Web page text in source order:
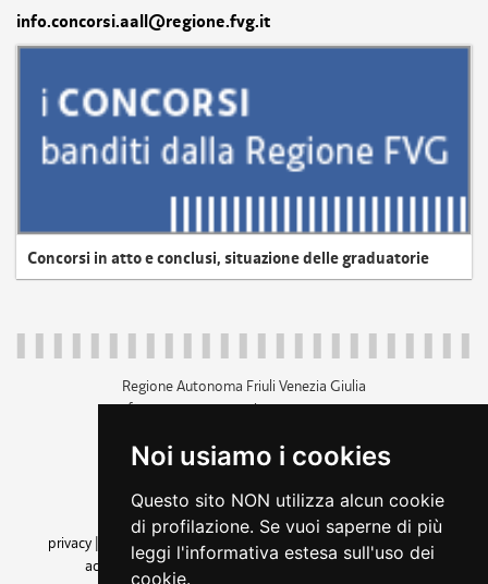
Noi usiamo i cookies
Questo sito NON utilizza alcun cookie
di profilazione. Se vuoi saperne di più
leggi l'informativa estesa sull'uso dei
cookie.
info.concorsi.aall@regione.fvg.it
Concorsi in atto e conclusi, situazione delle graduatorie
Regione Autonoma Friuli Venezia Giulia
c.f. 80014930327; p.iva 00526040324
+39 040 3771111
amministrazione trasparente
privacy
cookie |note legali accessibilità
dichiarazione di
accessibilità| feedback cambio preferenze cookie